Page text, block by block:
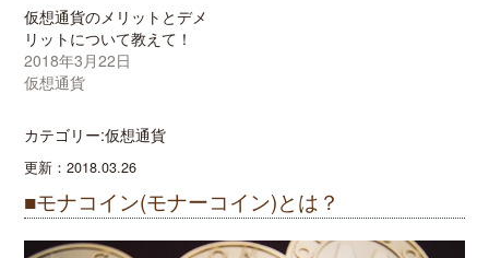
仮想通貨のメリットとデメ
リットについて教えて！
2018年3月22日
仮想通貨
カテゴリー:仮想通貨
更新：2018.03.26
■モナコイン(モナーコイン)とは？